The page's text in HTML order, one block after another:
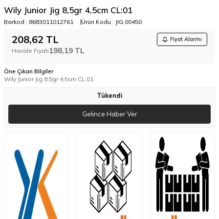
Wily Junior Jig 8,5gr 4,5cm CL:01
Barkod : 8683011012761 Ürün Kodu : JIG.00450
208,62 TL Fiyat Alarmı
Havale Fiyatı 198,19 TL
Öne Çıkan Bilgiler
Wily Junior Jig 8,5gr 4,5cm CL:01
Tükendi
Gelince Haber Ver